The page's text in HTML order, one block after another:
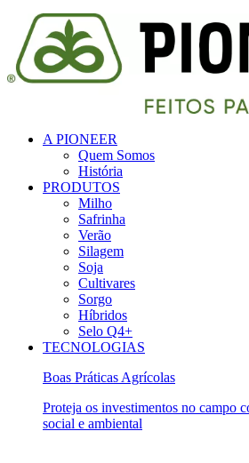
A PIONEER
Quem Somos
História
PRODUTOS
Milho
Safrinha
Verão
Silagem
Soja
Cultivares
Sorgo
Híbridos
Selo Q4+
TECNOLOGIAS
Boas Práticas Agrícolas
Proteja os investimentos no campo
social e ambiental